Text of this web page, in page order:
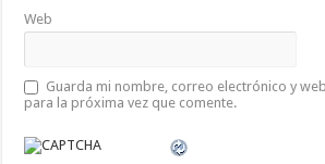
Web
Guarda mi nombre, correo electrónico y
para la próxima vez que comente.